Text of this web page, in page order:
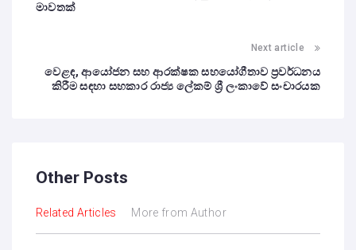
මාවතක්
Next article
වෙළඳ, ආයෝජන සහ ආරක්ෂක සහයෝගීතාව ප්‍රවර්ධනය
කිරීම සඳහා සහකාර රාජ්‍ය ලේකම් ශ්‍රී ලංකාවේ සංචාරයක
Other Posts
Related Articles More from Author